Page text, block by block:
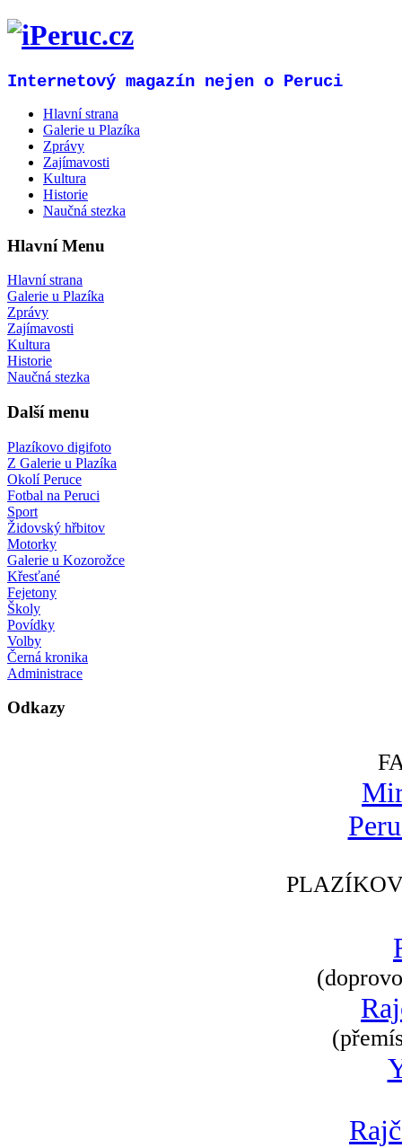
Internetový magazín nejen o Peruci
Hlavní strana
Galerie u Plazíka
Zprávy
Zajímavosti
Kultura
Historie
Naučná stezka
Hlavní Menu
Hlavní strana
Galerie u Plazíka
Zprávy
Zajímavosti
Kultura
Historie
Naučná stezka
Další menu
Plazíkovo digifoto
Z Galerie u Plazíka
Okolí Peruce
Fotbal na Peruci
Sport
Židovský hřbitov
Motorky
Galerie u Kozorožce
Křesťané
Fejetony
Školy
Povídky
Volby
Černá kronika
Administrace
Odkazy